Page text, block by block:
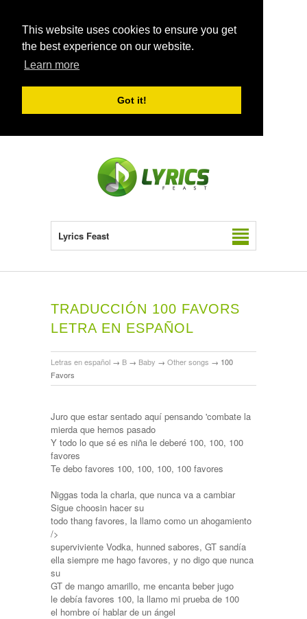
This website uses cookies to ensure you get
the best experience on our website.
Learn more
Got it!
Lyrics Feast
TRADUCCIÓN 100 FAVORS
LETRA EN ESPAÑOL
Letras en español → B → Baby → Other songs → 100
Favors
Juro que estar sentado aquí pensando 'combate la
mierda que hemos pasado
Y todo lo que sé es niña le deberé 100, 100, 100
favores
Te debo favores 100, 100, 100, 100 favores
Niggas toda la charla, que nunca va a cambiar
Sigue choosin hacer su
todo thang favores, la llamo como un ahogamiento
/>
superviviente Vodka, hunned sabores, GT sandía
ella siempre me hago favores, y no digo que nunca
su
GT de mango amarillo, me encanta beber jugo
le debía favores 100, la llamo mi prueba de 100
el hombre oí hablar de un ángel